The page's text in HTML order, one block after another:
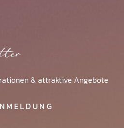
& attraktive Angebote